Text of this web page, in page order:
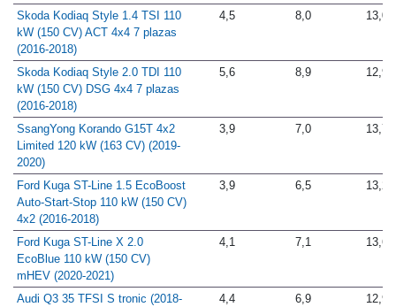
Skoda Kodiaq Style 1.4 TSI 110
kW (150 CV) ACT 4x4 7 plazas
(2016-2018)
4,5 8,0 13,0
Skoda Kodiaq Style 2.0 TDI 110
kW (150 CV) DSG 4x4 7 plazas
(2016-2018)
5,6 8,9 12,9
SsangYong Korando G15T 4x2
Limited 120 kW (163 CV) (2019-
2020)
3,9 7,0 13,7
Ford Kuga ST-Line 1.5 EcoBoost
Auto-Start-Stop 110 kW (150 CV)
4x2 (2016-2018)
3,9 6,5 13,2
Ford Kuga ST-Line X 2.0
EcoBlue 110 kW (150 CV)
mHEV (2020-2021)
4,1 7,1 13,6
Audi Q3 35 TFSI S tronic (2018-
4,4 6,9 12,9